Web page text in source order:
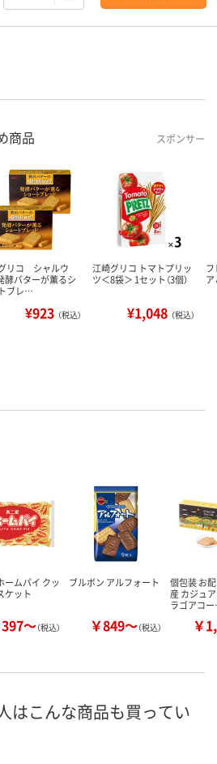
商品 スポンサー
リコ シャルウ
酵バターが薫るシ
ブレ…
¥923 （税込）
江崎グリコ トマトプリッ
ツ＜8袋＞ 1セット（3個）
¥1,048 （税込）
ームパイ クッ
ケット
～（税込）
ブルボン アルフォート
￥849～（税込）
個包装 お
産 カジュ
ラゴアコ
￥
はこんな商品も買ってい